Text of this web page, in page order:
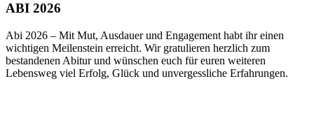
ABI 2026
Abi 2026 – Mit Mut, Ausdauer und Engagement habt ihr einen
wichtigen Meilenstein erreicht. Wir gratulieren herzlich zum
bestandenen Abitur und wünschen euch für euren weiteren
Lebensweg viel Erfolg, Glück und unvergessliche Erfahrungen.